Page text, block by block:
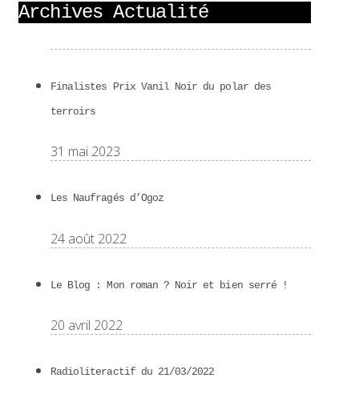
Archives Actualité
Finalistes Prix Vanil Noir du polar des
terroirs
31 mai 2023
Les Naufragés d’Ogoz
24 août 2022
Le Blog : Mon roman ? Noir et bien serré !
20 avril 2022
Radioliteractif du 21/03/2022